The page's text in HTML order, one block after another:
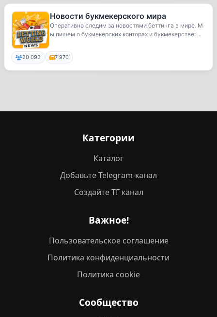
Новости букмекерского мира
Оперативно следим за новостями беттинга в мире. М
ы пишем о букмекерских конторах и букмекерстве: ...
20 093 7 970
Категории
Каталог
Добавьте Telegram-канал
Создайте ТГ канал
Важное!
Пользовательское соглашение
Политика конфиденциальности
Политика cookie
Сообщество